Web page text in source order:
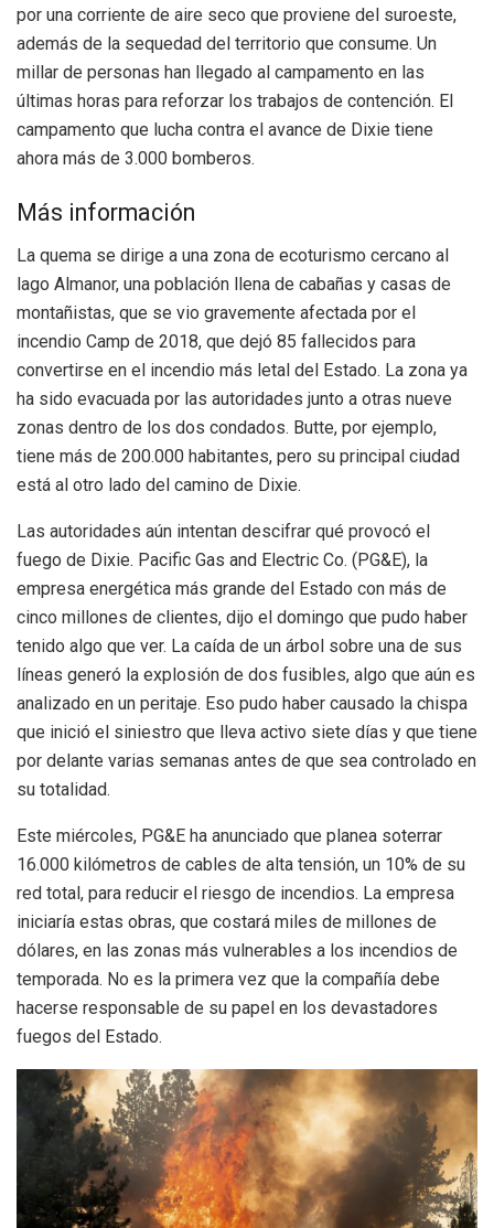
por una corriente de aire seco que proviene del suroeste,
además de la sequedad del territorio que consume. Un
millar de personas han llegado al campamento en las
últimas horas para reforzar los trabajos de contención. El
campamento que lucha contra el avance de Dixie tiene
ahora más de 3.000 bomberos.
Más información
La quema se dirige a una zona de ecoturismo cercano al
lago Almanor, una población llena de cabañas y casas de
montañistas, que se vio gravemente afectada por el
incendio Camp de 2018, que dejó 85 fallecidos para
convertirse en el incendio más letal del Estado. La zona ya
ha sido evacuada por las autoridades junto a otras nueve
zonas dentro de los dos condados. Butte, por ejemplo,
tiene más de 200.000 habitantes, pero su principal ciudad
está al otro lado del camino de Dixie.
Las autoridades aún intentan descifrar qué provocó el
fuego de Dixie. Pacific Gas and Electric Co. (PG&E), la
empresa energética más grande del Estado con más de
cinco millones de clientes, dijo el domingo que pudo haber
tenido algo que ver. La caída de un árbol sobre una de sus
líneas generó la explosión de dos fusibles, algo que aún es
analizado en un peritaje. Eso pudo haber causado la chispa
que inició el siniestro que lleva activo siete días y que tiene
por delante varias semanas antes de que sea controlado en
su totalidad.
Este miércoles, PG&E ha anunciado que planea soterrar
16.000 kilómetros de cables de alta tensión, un 10% de su
red total, para reducir el riesgo de incendios. La empresa
iniciaría estas obras, que costará miles de millones de
dólares, en las zonas más vulnerables a los incendios de
temporada. No es la primera vez que la compañía debe
hacerse responsable de su papel en los devastadores
fuegos del Estado.